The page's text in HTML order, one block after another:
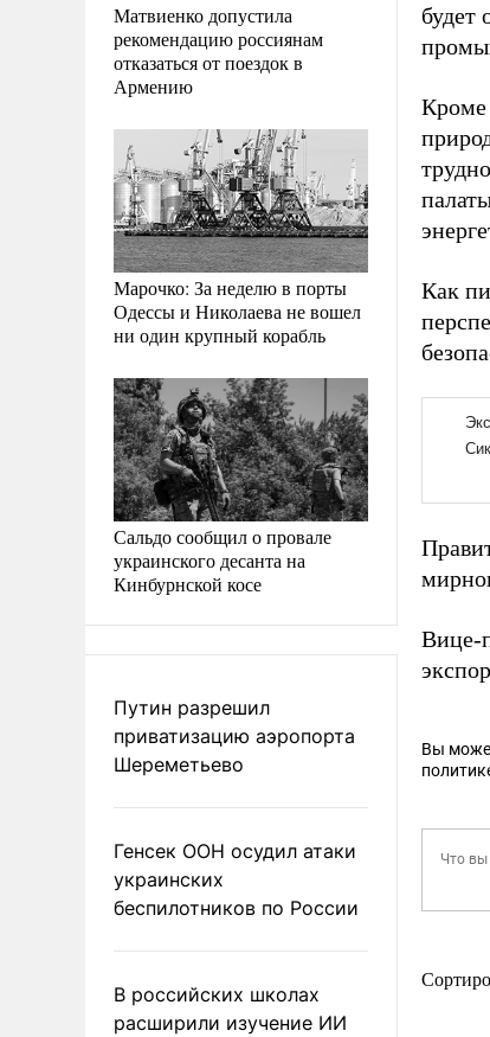
Матвиенко допустила
рекомендацию россиянам
отказаться от поездок в
Армению
Марочко: За неделю в порты
Одессы и Николаева не вошел
ни один крупный корабль
Сальдо сообщил о провале
украинского десанта на
Кинбурнской косе
Путин разрешил
приватизацию аэропорта
Шереметьево
Генсек ООН осудил атаки
украинских
беспилотников по России
В российских школах
расширили изучение ИИ
будет
Кроме
Как
Вице-
Вы